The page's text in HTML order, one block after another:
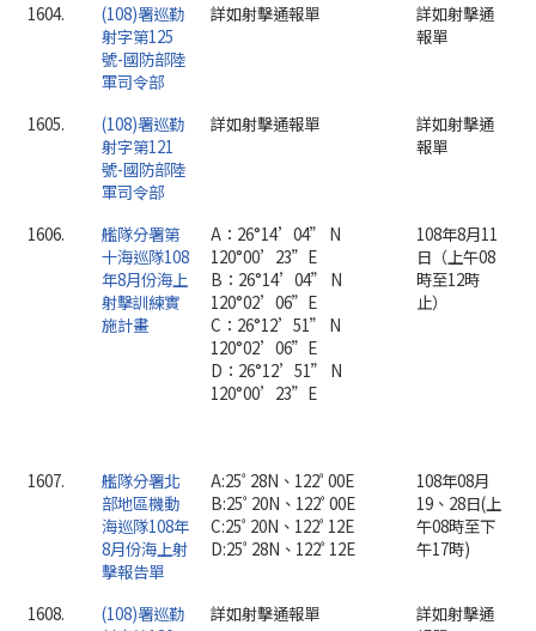
1604.
(108)署巡勤
射字第125
號-國防部陸
軍司令部
詳如射擊通報單
詳如射擊通
報單
1605.
(108)署巡勤
射字第121
號-國防部陸
軍司令部
詳如射擊通報單
詳如射擊通
報單
1606.
艦隊分署第
十海巡隊108
年8月份海上
射擊訓練實
施計畫
A：26°14’04” N
120°00’23”E
B：26°14’04” N
120°02’06”E
C：26°12’51” N
120°02’06”E
D：26°12’51” N
120°00’23”E
108年8月11
日（上午08
時至12時
止）
1607.
艦隊分署北
部地區機動
海巡隊108年
8月份海上射
擊報告單
A:25ﾟ28N、122ﾟ00E
B:25ﾟ20N、122ﾟ00E
C:25ﾟ20N、122ﾟ12E
D:25ﾟ28N、122ﾟ12E
108年08月
19、28日(上
午08時至下
午17時)
1608.
(108)署巡勤
詳如射擊通報單
詳如射擊通